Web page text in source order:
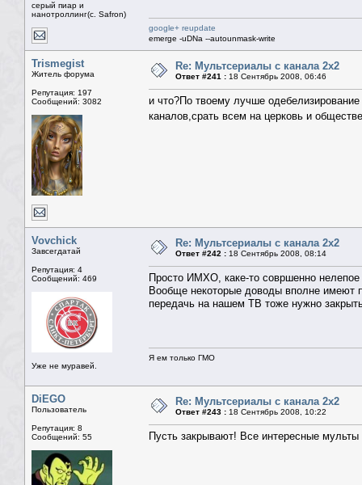
серый пиар и
нанотроллинг(с. Safron)
google+ reupdate
emerge -uDNa --autounmask-write
Trismegist
Житель форума
Репутация: 197
Сообщений: 3082
Re: Мультсериалы с канала 2х2
Ответ #241 : 18 Сентябрь 2008, 06:46
и что?По твоему лучше
каналов,срать всем на церковь и
Vovchick
Завсегдатай
Репутация: 4
Сообщений: 469
Уже не муравей.
Re: Мультсериалы с канала 2х2
Ответ #242 : 18 Сентябрь 2008, 08:14
Просто ИМХО, каке-то совршенно нелепое
Вообще некоторые доводы вполне имеют
передачь на нашем ТВ тоже нужно
Я ем только ГМО
DiEGO
Пользователь
Репутация: 8
Сообщений: 55
Re: Мультсериалы с канала 2х2
Ответ #243 : 18 Сентябрь 2008, 10:22
Пусть закрывают! Все интересные